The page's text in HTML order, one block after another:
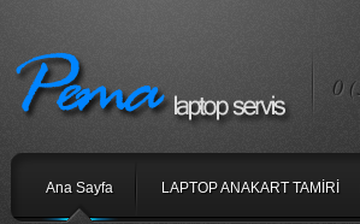
0
Ana Sayfa LAPTOP ANAKART TAMİRİ